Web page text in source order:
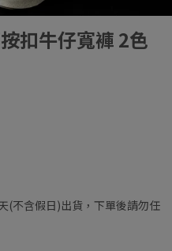
扣牛仔寬褲 2色
(不含假日)出貨，下單後請勿任